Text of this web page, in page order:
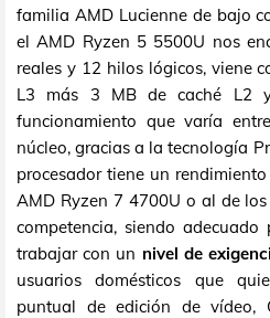
familia AMD Lucienne de bajo
el AMD Ryzen 5 5500U nos
reales y 12 hilos lógicos, viene
L3 más 3 MB de caché L2
funcionamiento que varía
núcleo, gracias a la tecnología
procesador tiene un
AMD Ryzen 7 4700U o al de
competencia, siendo
trabajar con un nivel de
usuarios domésticos que
puntual de edición de vídeo,